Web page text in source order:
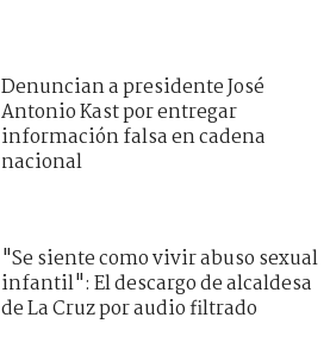
Denuncian a presidente José
Antonio Kast por entregar
información falsa en cadena
nacional
"Se siente como vivir abuso sexual
infantil": El descargo de alcaldesa
de La Cruz por audio filtrado